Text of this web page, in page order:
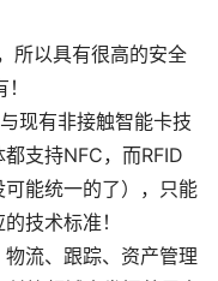
所以具有很高的安全
现有非接触智能卡技
支持NFC，而RFID
能统一的了），只能
技术标准！
流、跟踪、资产管理